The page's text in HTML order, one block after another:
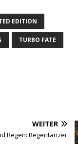
EDITION
TURBO FATE
WEITER
Regen: Regentänzer